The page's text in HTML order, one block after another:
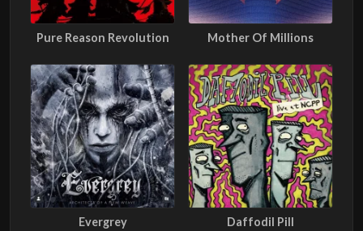
Pure Reason Revolution Mother Of Millions
Evergrey Daffodil Pill